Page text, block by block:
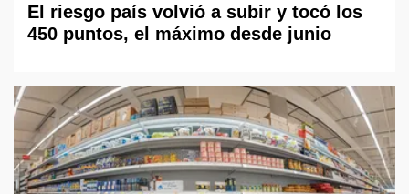
El riesgo país volvió a subir y tocó los
450 puntos, el máximo desde junio